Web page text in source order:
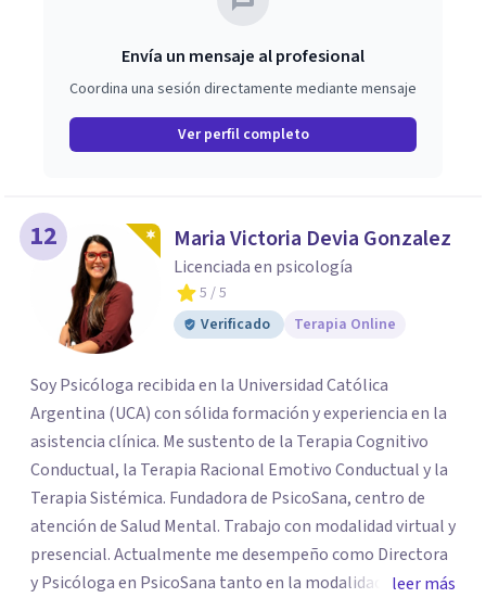
Envía un mensaje al profesional
Coordina una sesión directamente mediante mensaje
Ver perfil completo
12 Maria Victoria Devia Gonzalez
Licenciada en psicología
5 / 5
Verificado
Terapia Online
Soy Psicóloga recibida en la Universidad Católica
Argentina (UCA) con sólida formación y experiencia en la
asistencia clínica. Me sustento de la Terapia Cognitivo
Conductual, la Terapia Racional Emotivo Conductual y la
Terapia Sistémica. Fundadora de PsicoSana, centro de
atención de Salud Mental. Trabajo con modalidad virtual y
presencial. Actualmente me desempeño como Directora
y Psicóloga en PsicoSana tanto en la modalidad
leer más